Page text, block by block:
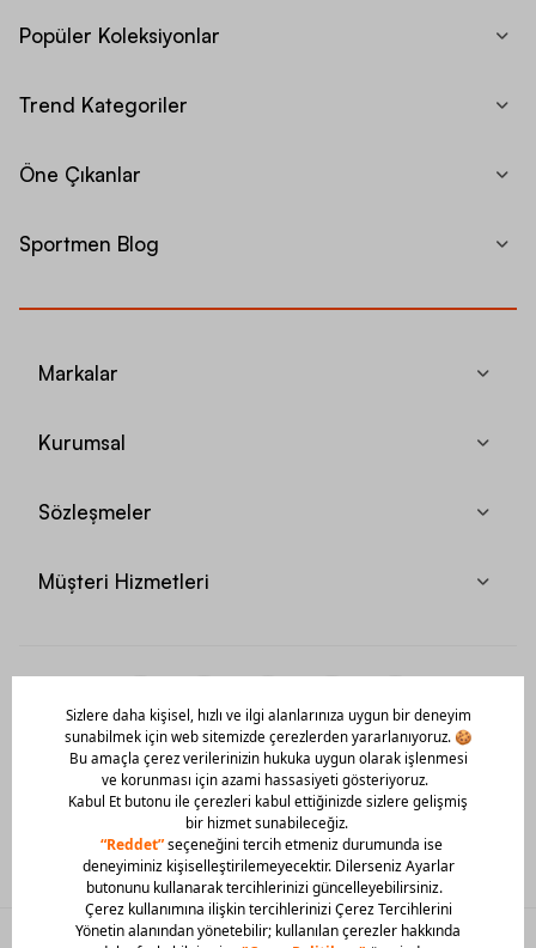
Popüler Koleksiyonlar
Trend Kategoriler
Öne Çıkanlar
Sportmen Blog
Markalar
Kurumsal
Sözleşmeler
Müşteri Hizmetleri
Mobil Uygulamamızı Hemen İndir!